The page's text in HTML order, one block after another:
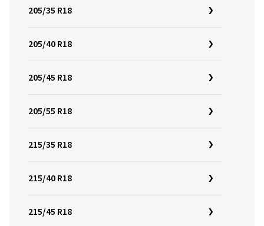
205/35 R18
205/40 R18
205/45 R18
205/55 R18
215/35 R18
215/40 R18
215/45 R18